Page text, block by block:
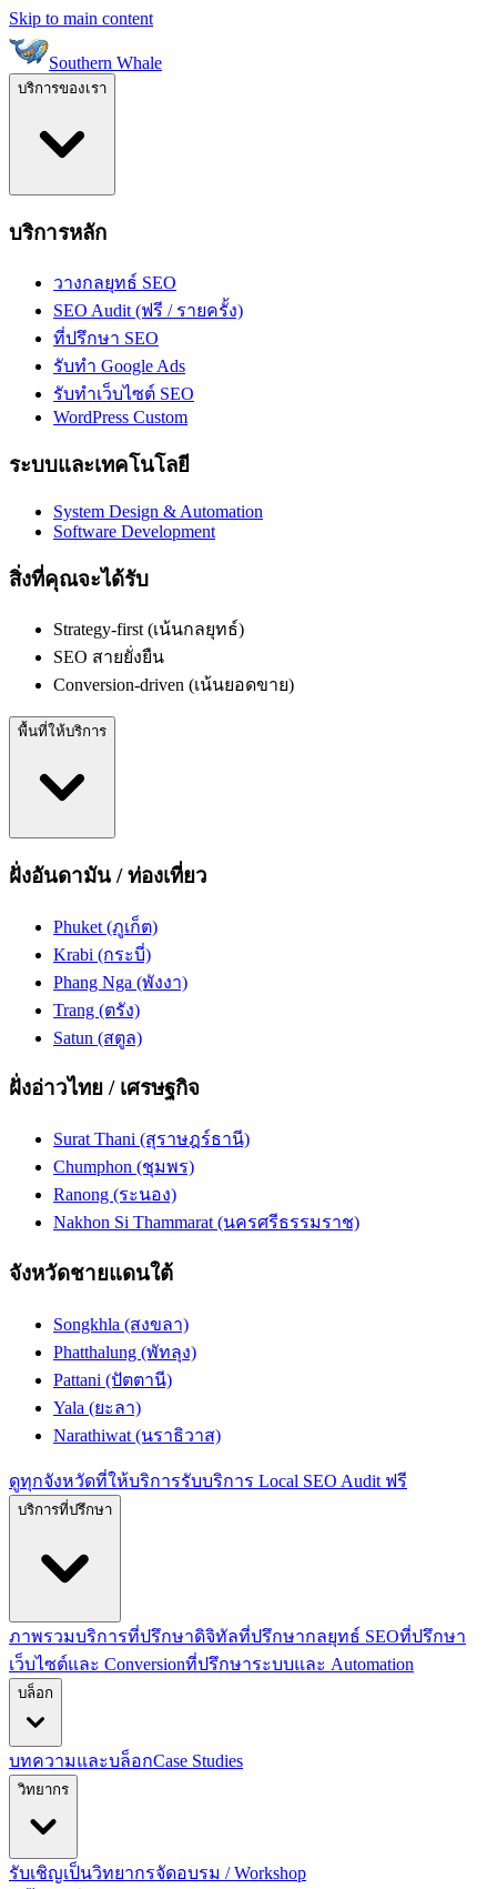
Skip to main content
Southern Whale
บริการของเรา
บริการหลัก
วางกลยุทธ์ SEO
SEO Audit (ฟรี / รายครั้ง)
ที่ปรึกษา SEO
รับทำ Google Ads
รับทำเว็บไซต์ SEO
WordPress Custom
ระบบและเทคโนโลยี
System Design & Automation
Software Development
สิ่งที่คุณจะได้รับ
Strategy-first (เน้นกลยุทธ์)
SEO สายยั่งยืน
Conversion-driven (เน้นยอดขาย)
พื้นที่ให้บริการ
ฝั่งอันดามัน / ท่องเที่ยว
Phuket (ภูเก็ต)
Krabi (กระบี่)
Phang Nga (พังงา)
Trang (ตรัง)
Satun (สตูล)
ฝั่งอ่าวไทย / เศรษฐกิจ
Surat Thani (สุราษฎร์ธานี)
Chumphon (ชุมพร)
Ranong (ระนอง)
Nakhon Si Thammarat (นครศรีธรรมราช)
จังหวัดชายแดนใต้
Songkhla (สงขลา)
Phatthalung (พัทลุง)
Pattani (ปัตตานี)
Yala (ยะลา)
Narathiwat (นราธิวาส)
ดูทุกจังหวัดที่ให้บริการรับบริการ Local SEO Audit ฟรี
บริการที่ปรึกษา
ภาพรวมบริการที่ปรึกษาดิจิทัลที่ปรึกษากลยุทธ์ SEOที่ปรึกษา
เว็บไซต์และ Conversionที่ปรึกษาระบบและ Automation
บล็อก
บทความและบล็อกCase Studies
วิทยากร
รับเชิญเป็นวิทยากรจัดอบรม / Workshop